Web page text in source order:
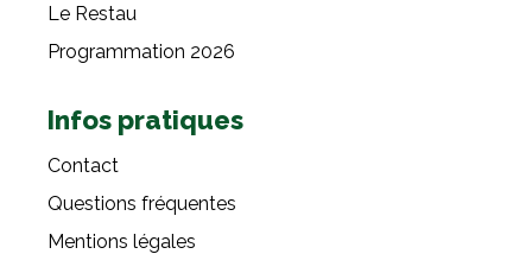
Le Restau
Programmation 2026
Infos pratiques
Contact
Questions fréquentes
Mentions légales